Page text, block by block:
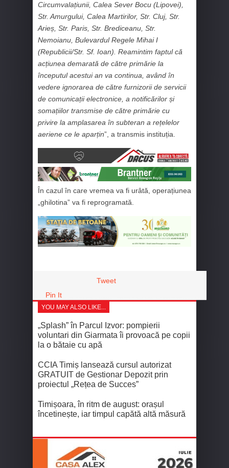
Circumvalațiunii, Calea Sever Bocu (Lipovei),
Str. Amurgului, Calea Martirilor, Str. Cluj, Str.
Arieș, Str. Paris, Str. Brediceanu, Str.
Nemoianu, Bulevardul Regele Mihai I
(Republicii/Str. Sf. Ioan). Reamintim faptul că
acțiunea demarată de către primărie la
începutul acestui an va continua, având în
vedere ignorarea de către furnizorii de servicii
de comunicații electronice, a notificărilor și
somațiilor transmise de către primărie cu
privire la amplasarea în subteran a rețelelor
aeriene ce le aparțin”, a transmis instituția.
În cazul în care vremea va fi urâtă, operațiunea
„ghilotina” va fi reprogramată.
Tweet
Pin It
YOU MAY ALSO LIKE...
„Splash” în Parcul Izvor: pompierii
voluntari din Giarmata îi provoacă pe copii
la o bătaie cu apă
CCIA Timiș lansează cursul autorizat
GRATUIT de Gestionar Depozit prin
proiectul „Rețea de Succes”
Timișoara, în ritm de august: orașul
încetinește, iar timpul capătă altă măsură